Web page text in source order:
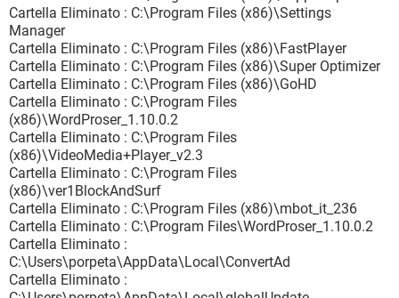
Cartella Eliminato : C:\Program Files (x86)\Settings
Manager
Cartella Eliminato : C:\Program Files (x86)\FastPlayer
Cartella Eliminato : C:\Program Files (x86)\Super Optimizer
Cartella Eliminato : C:\Program Files (x86)\GoHD
Cartella Eliminato : C:\Program Files
(x86)\WordProser_1.10.0.2
Cartella Eliminato : C:\Program Files
(x86)\VideoMedia+Player_v2.3
Cartella Eliminato : C:\Program Files
(x86)\ver1BlockAndSurf
Cartella Eliminato : C:\Program Files (x86)\mbot_it_236
Cartella Eliminato : C:\Program Files\WordProser_1.10.0.2
Cartella Eliminato :
C:\Users\porpeta\AppData\Local\ConvertAd
Cartella Eliminato :